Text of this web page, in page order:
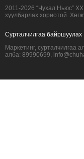
2011-2026 “Чухал Ньюс”
хуулбарлах хориотой.
Сурталчилгаа байршуулах
Маркетинг, сурталчилгаа
алба: 89990699,